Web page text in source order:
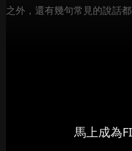
之外，還有幾句常見的說話都
馬上成為